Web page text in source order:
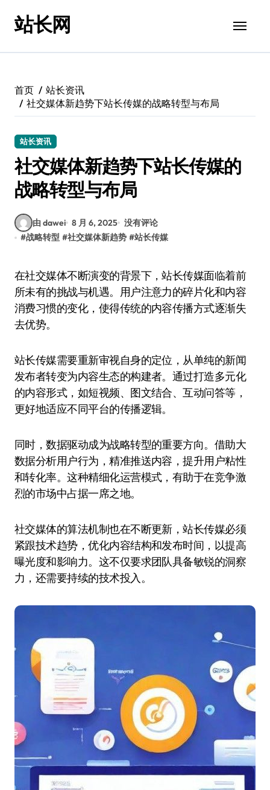
站长网
首页
站长资讯
社交媒体新趋势下站长传媒的战略转型与布局
站长资讯
社交媒体新趋势下站长传媒的
战略转型与布局
由 dawei 8 月 6, 2025 没有评论
#战略转型 #社交媒体新趋势 #站长传媒
在社交媒体不断演变的背景下，站长传媒面临着前
所未有的挑战与机遇。用户注意力的碎片化和内容
消费习惯的变化，使得传统的内容传播方式逐渐失
去优势。
站长传媒需要重新审视自身的定位，从单纯的新闻
发布者转变为内容生态的构建者。通过打造多元化
的内容形式，如短视频、图文结合、互动问答等，
更好地适应不同平台的传播逻辑。
同时，数据驱动成为战略转型的重要方向。借助大
数据分析用户行为，精准推送内容，提升用户粘性
和转化率。这种精细化运营模式，有助于在竞争激
烈的市场中占据一席之地。
社交媒体的算法机制也在不断更新，站长传媒必须
紧跟技术趋势，优化内容结构和发布时间，以提高
曝光度和影响力。这不仅要求团队具备敏锐的洞察
力，还需要持续的技术投入。